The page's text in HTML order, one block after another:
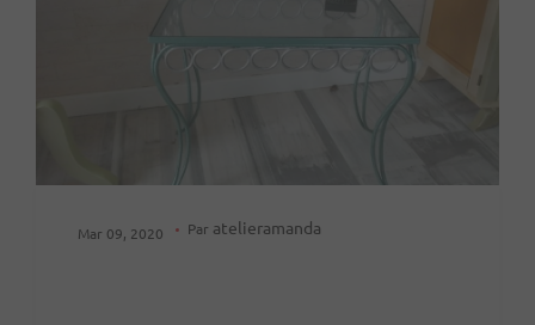
Mar 09, 2020 Par atelieramanda